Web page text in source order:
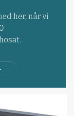
her, når vi